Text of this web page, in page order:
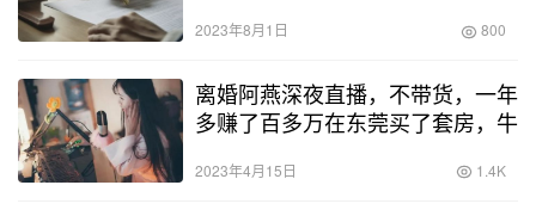
2023年8月1日 800
离婚阿燕深夜直播，不带货，一年
多赚了百多万在东莞买了套房，牛
2023年4月15日 1.4K